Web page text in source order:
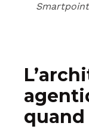
Smartpoint
quand